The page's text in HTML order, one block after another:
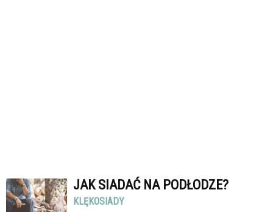
JAK SIADAĆ NA PODŁODZE?
KLĘKOSIADY